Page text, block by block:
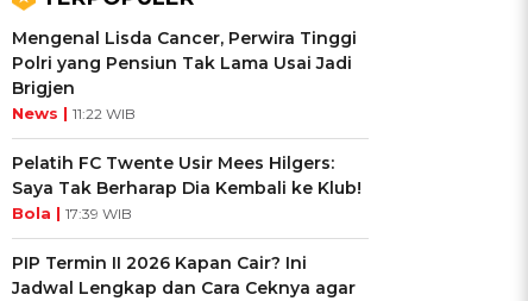
Mengenal Lisda Cancer, Perwira Tinggi
Polri yang Pensiun Tak Lama Usai Jadi
Brigjen
News | 11:22 WIB
Pelatih FC Twente Usir Mees Hilgers:
Saya Tak Berharap Dia Kembali ke Klub!
Bola | 17:39 WIB
PIP Termin II 2026 Kapan Cair? Ini
Jadwal Lengkap dan Cara Ceknya agar